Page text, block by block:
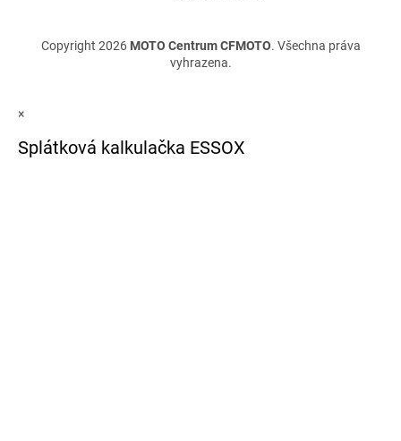
Copyright 2026 MOTO Centrum CFMOTO. Všechna práva
vyhrazena.
×
Splátková kalkulačka ESSOX